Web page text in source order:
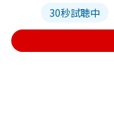
30秒試聴中